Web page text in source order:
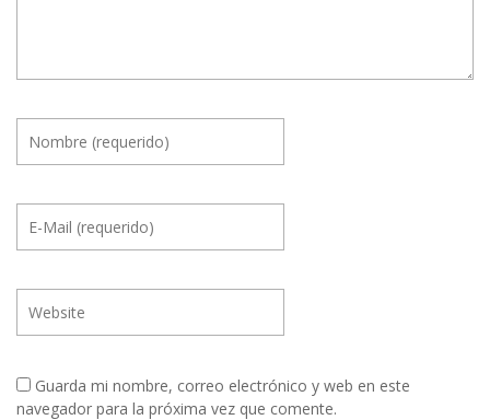
Guarda mi nombre, correo electrónico y web en este
navegador para la próxima vez que comente.